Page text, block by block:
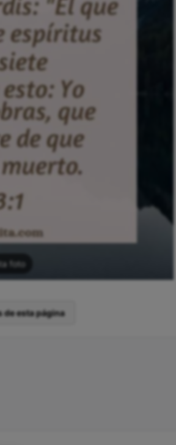
foto
de esta página